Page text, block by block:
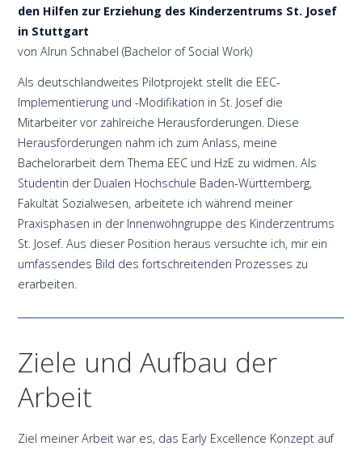
den Hilfen zur Erziehung des Kinderzentrums St. Josef
in Stuttgart
von Alrun Schnabel (Bachelor of Social Work)
Als deutschlandweites Pilotprojekt stellt die EEC-
Implementierung und -Modifikation in St. Josef die
Mitarbeiter vor zahlreiche Herausforderungen. Diese
Herausforderungen nahm ich zum Anlass, meine
Bachelorarbeit dem Thema EEC und HzE zu widmen. Als
Studentin der Dualen Hochschule Baden-Württemberg,
Fakultät Sozialwesen, arbeitete ich während meiner
Praxisphasen in der Innenwohngruppe des Kinderzentrums
St. Josef. Aus dieser Position heraus versuchte ich, mir ein
umfassendes Bild des fortschreitenden Prozesses zu
erarbeiten.
Ziele und Aufbau der
Arbeit
Ziel meiner Arbeit war es, das Early Excellence Konzept auf